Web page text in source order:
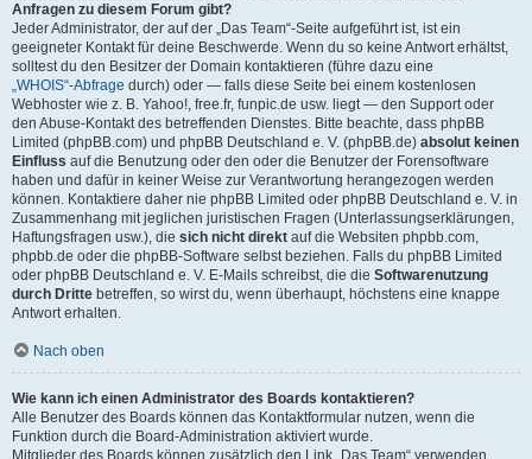
Anfragen zu diesem Forum gibt?
Jeder Administrator, der auf der „Das Team“-Seite aufgeführt ist, ist ein
geeigneter Kontakt für deine Beschwerde. Wenn du so keine Antwort erhältst,
solltest du den Besitzer der Domain kontaktieren (führe dazu eine
„WHOIS“-Abfrage durch) oder — falls diese Seite bei einem kostenlosen
Webhoster wie z. B. Yahoo!, free.fr, funpic.de usw. liegt — den Support oder
den Abuse-Kontakt des betreffenden Dienstes. Bitte beachte, dass phpBB
Limited (phpBB.com) und phpBB Deutschland e. V. (phpBB.de) absolut keinen
Einfluss auf die Benutzung oder den oder die Benutzer der Forensoftware
haben und dafür in keiner Weise zur Verantwortung herangezogen werden
können. Kontaktiere daher nie phpBB Limited oder phpBB Deutschland e. V. in
Zusammenhang mit jeglichen juristischen Fragen (Unterlassungserklärungen,
Haftungsfragen usw.), die sich nicht direkt auf die Websiten phpbb.com,
phpbb.de oder die phpBB-Software selbst beziehen. Falls du phpBB Limited
oder phpBB Deutschland e. V. E-Mails schreibst, die die Softwarenutzung
durch Dritte betreffen, so wirst du, wenn überhaupt, höchstens eine knappe
Antwort erhalten.
Nach oben
Wie kann ich einen Administrator des Boards kontaktieren?
Alle Benutzer des Boards können das Kontaktformular nutzen, wenn die
Funktion durch die Board-Administration aktiviert wurde.
Mitglieder des Boards können zusätzlich den Link „Das Team“ verwenden.